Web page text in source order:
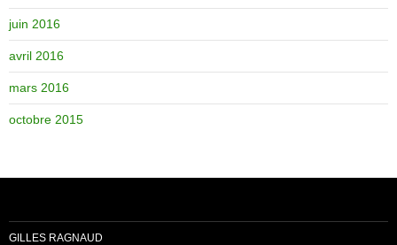
juin 2016
avril 2016
mars 2016
octobre 2015
GILLES RAGNAUD